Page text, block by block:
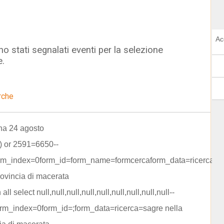
stati segnalati eventi per la selezione
24 agosto
or 2591=6650--
di macerata
all select null,null,null,null,null,null,null,null,null--
nella